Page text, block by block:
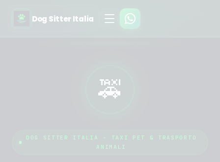
Dog Sitter Italia
🚕
DOG SITTER ITALIA - TAXI PET & TRASPORTO
ANIMALI